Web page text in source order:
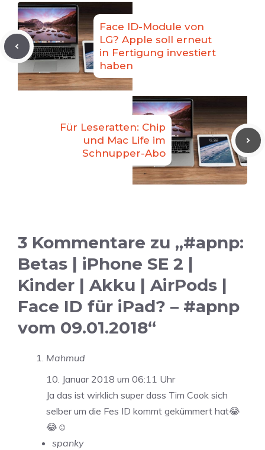
Face ID-Module von
LG? Apple soll erneut
in Fertigung investiert
haben
Für Leseratten: Chip
und Mac Life im
Schnupper-Abo
3 Kommentare zu „#apnp:
Betas | iPhone SE 2 |
Kinder | Akku | AirPods |
Face ID für iPad? – #apnp
vom 09.01.2018“
Mahmud
10. Januar 2018 um 06:11 Uhr
Ja das ist wirklich super dass Tim Cook sich
selber um die Fes ID kommt gekümmert hat😂
😂☺️
spanky